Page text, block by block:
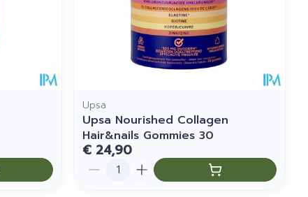
Upsa
Upsa Nourished Collagen
Hair&nails Gommies 30
€ 24,90
Aantal